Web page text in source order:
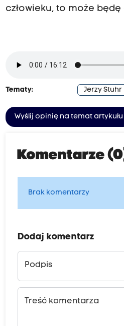
człowieku, to może będę
Tematy: Jerzy Stuhr
Wyślij opinię na temat artykułu
Komentarze
Brak komentarzy
Dodaj komentarz
Podpis
Treść komentarza